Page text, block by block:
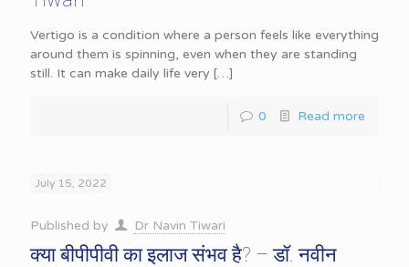
Vertigo is a condition where a person feels like everything
around them is spinning, even when they are standing
still. It can make daily life very […]
0 Read more
July 15, 2022
Published by Dr Navin Tiwari
क्या बीपीपीवी का इलाज संभव है? – डॉ. नवीन